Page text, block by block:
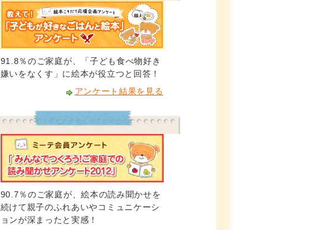
91.8％のご家庭が、「子ども食べ物好き
嫌いをなくす」に絵本が役立つと回答！
アンケート結果を見る
90.7％のご家庭が、絵本の読み聞かせを
続けて親子のふれあいやコミュニケーシ
ョンが深まったと実感！